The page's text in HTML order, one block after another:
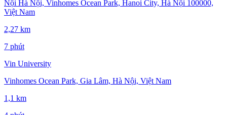
Nội Hà Nội, Vinhomes Ocean Park, Hanoi City, Hà Nội 100000,
Việt Nam
2,27 km
7 phút
Vin University
Vinhomes Ocean Park, Gia Lâm, Hà Nội, Việt Nam
1,1 km